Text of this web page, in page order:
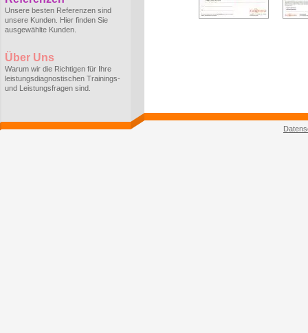
Unsere besten Referenzen sind
unsere Kunden. Hier finden Sie
ausgewählte Kunden.
Über Uns
Warum wir die Richtigen für Ihre
leistungsdiagnostischen Trainings-
und Leistungsfragen sind.